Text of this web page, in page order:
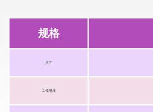
规格
尺寸
工作电压